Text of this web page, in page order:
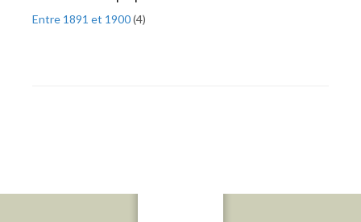
Entre 1891 et 1900(4)